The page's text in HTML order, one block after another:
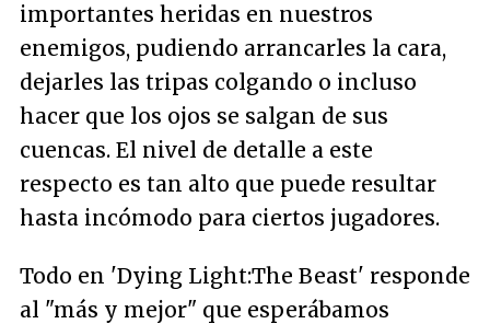
importantes heridas en nuestros
enemigos, pudiendo arrancarles la cara,
dejarles las tripas colgando o incluso
hacer que los ojos se salgan de sus
cuencas. El nivel de detalle a este
respecto es tan alto que puede resultar
hasta incómodo para ciertos jugadores.
Todo en 'Dying Light:The Beast' responde
al "más y mejor" que esperábamos